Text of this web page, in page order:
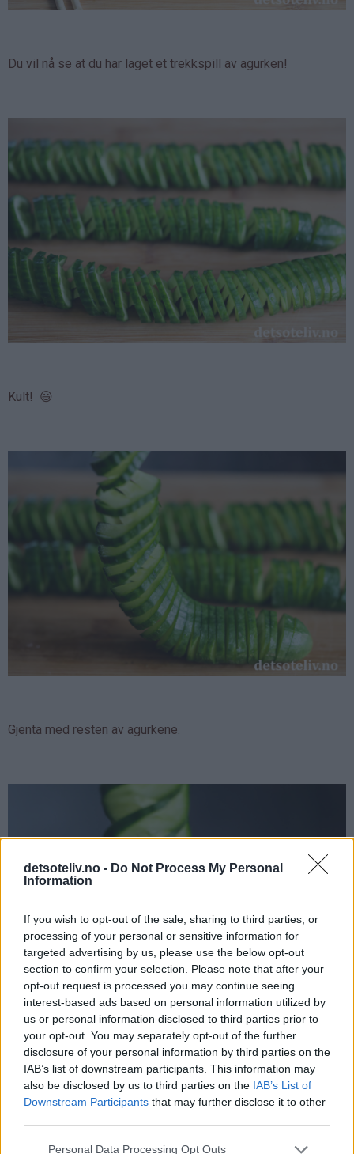
detsoteliv.no - Do Not Process My Personal
Information
If you wish to opt-out of the sale, sharing to third parties, or
processing of your personal or sensitive information for
targeted advertising by us, please use the below opt-out
section to confirm your selection. Please note that after your
opt-out request is processed you may continue seeing
interest-based ads based on personal information utilized by
us or personal information disclosed to third parties prior to
your opt-out. You may separately opt-out of the further
disclosure of your personal information by third parties on the
IAB’s list of downstream participants. This information may
also be disclosed by us to third parties on the IAB’s List of
Downstream Participants that may further disclose it to other
Personal Data Processing Opt Outs
Du vil nå se at du har laget et trekkspill av agurken!
Kult! 😃
Gjenta med resten av agurkene.